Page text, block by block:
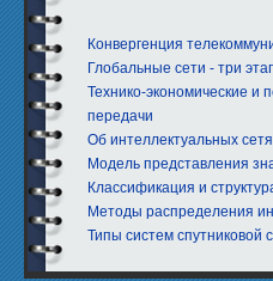
Конвергенция
Глобальные сети - три
Технико-экономические и
передачи
Об интеллектуальных
Модель представления
Классификация и
Методы распределения
Типы систем спутниковой